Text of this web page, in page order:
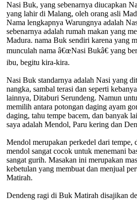
Nasi Buk, yang sebenarnya diucapkan
yang lahir di Malang, oleh orang asli
Nama lengkapnya Warungnya adalah
sebenarnya adalah rumah makan yang
Madura. nama Buk sendiri karena yang
munculah nama â€œNasi Bukâ€ yang
ibu, begitu kira-kira.
Nasi Buk standarnya adalah Nasi yang
nangka, sambal terasi dan seperti
lainnya, Ditaburi Serundeng. Namun
memilih antara potongan daging ayam
daging, tahu tempe bacem, dan banyak
saya adalah Mendol, Paru kering dan
Mendol merupakan perkedel dari tempe,
mendol sangat cocok untuk menemani
sangat gurih. Masakan ini merupakan
kebetulan yang membuat dan menjual
Matirah.
Dendeng ragi di Buk Matirah disajikan